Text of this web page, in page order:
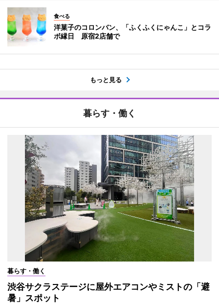
食べる
洋菓子のコロンバン、「ふくふくにゃんこ」とコラ
ボ縁日 原宿2店舗で
もっと見る
暮らす・働く
暮らす・働く
渋谷サクラステージに屋外エアコンやミストの「避
暑」スポット